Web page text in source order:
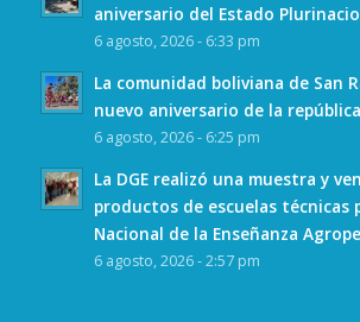
aniversario del Estado
6 agosto, 2026 - 6:33 pm
La comunidad boliviana de San
nuevo aniversario de la
6 agosto, 2026 - 6:25 pm
La DGE realizó una muestra y
productos de escuelas técnicas
Nacional de la Enseñanza
6 agosto, 2026 - 2:57 pm